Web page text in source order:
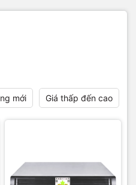
mới Giá thấp đến cao